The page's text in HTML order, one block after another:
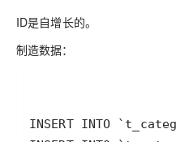
ID是自增长的。
制造数据：